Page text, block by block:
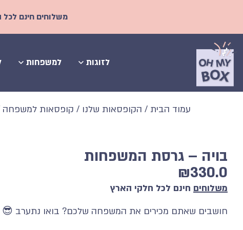
משלוחים חינם לכל הארץ! | אצלנו ניתן
לזוגות למשפחות
עמוד הבית / הקופסאות שלנו / קופסאות למשפחה
בויה – גרסת המשפחות
₪330.0
משלוחים חינם לכל חלקי הארץ
חושבים שאתם מכירים את המשפחה שלכם? בואו נתערב 😎